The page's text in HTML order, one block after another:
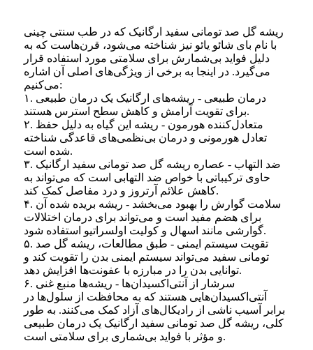
ریشه گل صد تومانی سفید ارگانیک که در طب سنتی چینی
با نام بای شائو یائو نیز شناخته می‌شود، قرن‌هاست که به
دلیل فواید بی‌شمارش برای سلامتی مورد استفاده قرار
می‌گیرد. در اینجا به برخی از ویژگی‌های اصلی آن اشاره
می‌کنیم:
۱. درمان طبیعی - ریشه‌های ارگانیک یک درمان طبیعی
برای تقویت آرامش و کاهش سطح استرس هستند.
۲. متعادل‌کننده هورمون - ریشه این گیاه به دلیل حفظ
تعادل هورمونی و درمان بی‌نظمی‌های قاعدگی شناخته
شده است.
۳. ضد التهاب - عصاره ریشه گل صد تومانی سفید ارگانیک
حاوی ترکیباتی با خواص ضد التهابی است که می‌تواند به
کاهش علائم آرتروز و درد مفاصل کمک کند.
۴. سلامت گوارش را بهبود می‌بخشد - ریشه بریده شده آن
برای هضم مفید است و می‌تواند برای درمان اختلالات
گوارشی مانند اسهال و کولیت اولسراتیو استفاده شود.
۵. تقویت سیستم ایمنی - طبق مطالعات، ریشه گل صد
تومانی سفید می‌تواند سیستم ایمنی بدن را تقویت کند و
توانایی بدن را در مبارزه با عفونت‌ها افزایش دهد.
۶. سرشار از آنتی‌اکسیدان‌ها - ریشه‌ها منبع غنی
آنتی‌اکسیدان‌هایی هستند که به محافظت از سلول‌ها در
برابر آسیب ناشی از رادیکال‌های آزاد کمک می‌کنند. به طور
کلی، ریشه گل صد تومانی سفید ارگانیک یک درمان طبیعی
و مؤثر با فواید بی‌شماری برای سلامتی است.